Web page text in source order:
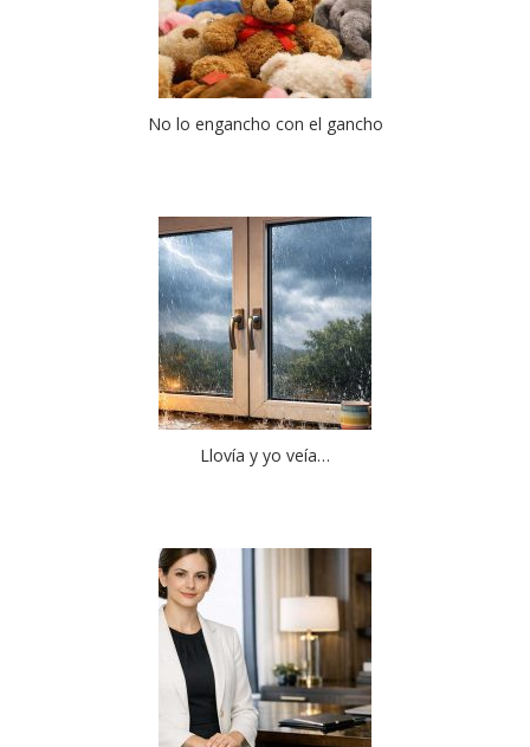
No lo engancho con el gancho
Llovía y yo veía…